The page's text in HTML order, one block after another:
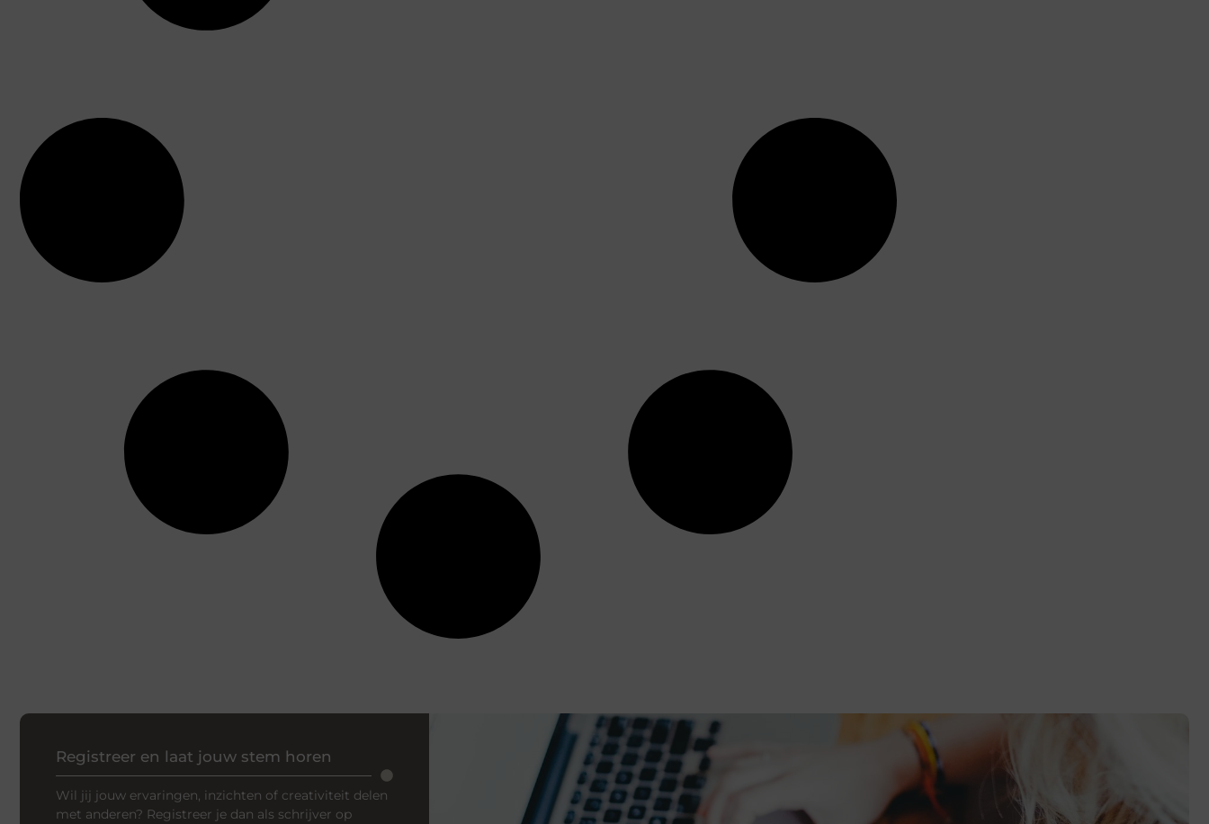
Registreer en laat jouw stem horen
Wil jij jouw ervaringen, inzichten of creativiteit delen
met anderen? Registreer je dan als schrijver op